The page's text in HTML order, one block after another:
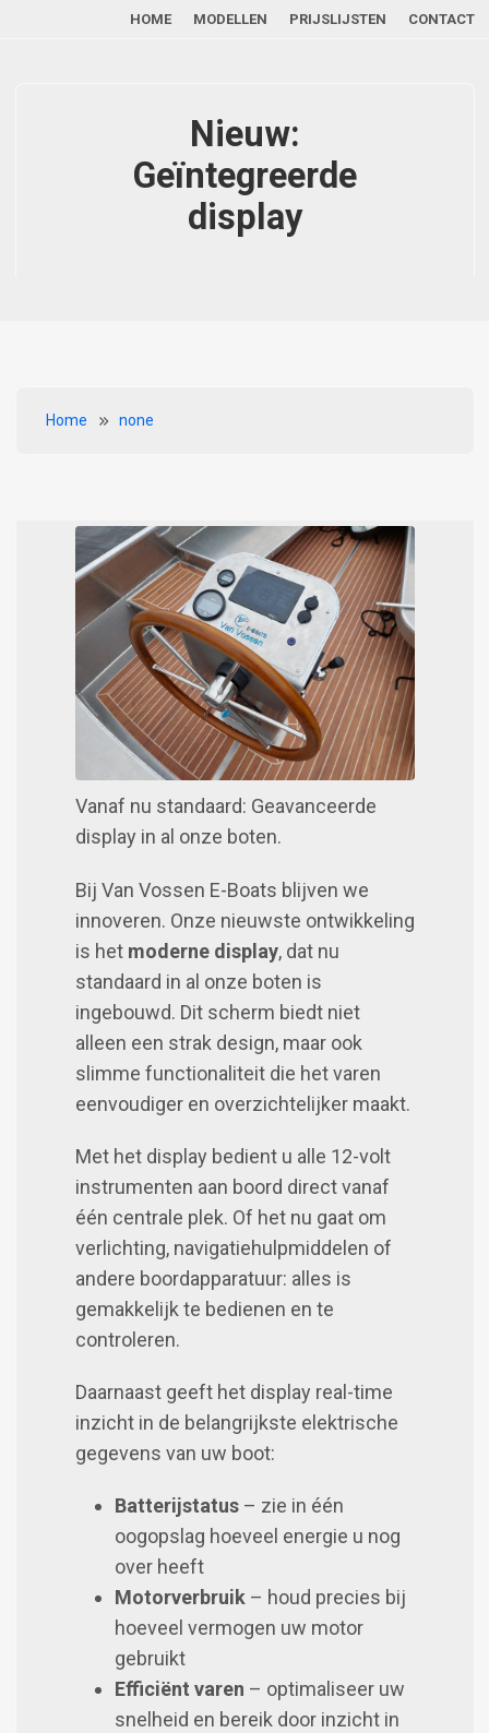
Overslaan en naar de inhoud gaan
Main navigation
HOME MODELLEN PRIJSLIJSTEN CONTACT
Nieuw:
Geïntegreerde
display
Kruimelpad
Home none
Image
Vanaf nu standaard: Geavanceerde
display in al onze boten.
Bij Van Vossen E-Boats blijven we
innoveren. Onze nieuwste ontwikkeling
is het moderne display, dat nu
standaard in al onze boten is
ingebouwd. Dit scherm biedt niet
alleen een strak design, maar ook
slimme functionaliteit die het varen
eenvoudiger en overzichtelijker maakt.
Met het display bedient u alle 12-volt
instrumenten aan boord direct vanaf
één centrale plek. Of het nu gaat om
verlichting, navigatiehulpmiddelen of
andere boordapparatuur: alles is
gemakkelijk te bedienen en te
controleren.
Daarnaast geeft het display real-time
inzicht in de belangrijkste elektrische
gegevens van uw boot:
Batterijstatus– zie in één
oogopslag hoeveel energie u nog
over heeft
Motorverbruik– houd precies bij
hoeveel vermogen uw motor
gebruikt
Efficiënt varen – optimaliseer uw
snelheid en bereik door inzicht in